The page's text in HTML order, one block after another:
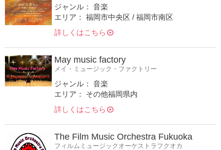
ジャンル： 音楽
エリア： 福岡市中央区 / 福岡市南区
詳しくはこちら
May music factory
メイ・ミュージック・ファクトリー
ジャンル： 音楽
エリア： その他福岡県内
詳しくはこちら
The Film Music Orchestra Fukuoka
フィルムミュージックオーケストラフクオカ